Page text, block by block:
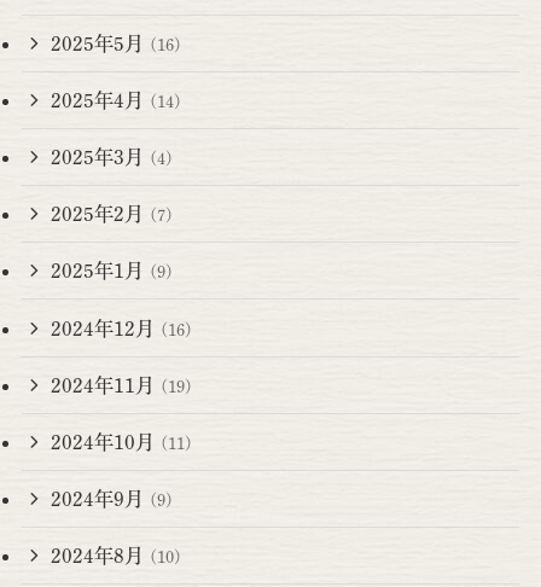
2025年5月 (16)
2025年4月 (14)
2025年3月 (4)
2025年2月 (7)
2025年1月 (9)
2024年12月 (16)
2024年11月 (19)
2024年10月 (11)
2024年9月 (9)
2024年8月 (10)